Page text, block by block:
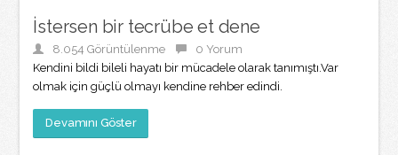
İstersen bir tecrübe et dene
8.054 Görüntülenme
0 Yorum
Kendini bildi bileli hayatı bir mücadele olarak tanımıştı.Var
olmak için güçlü olmayı kendine rehber edindi.
Devamını Göster